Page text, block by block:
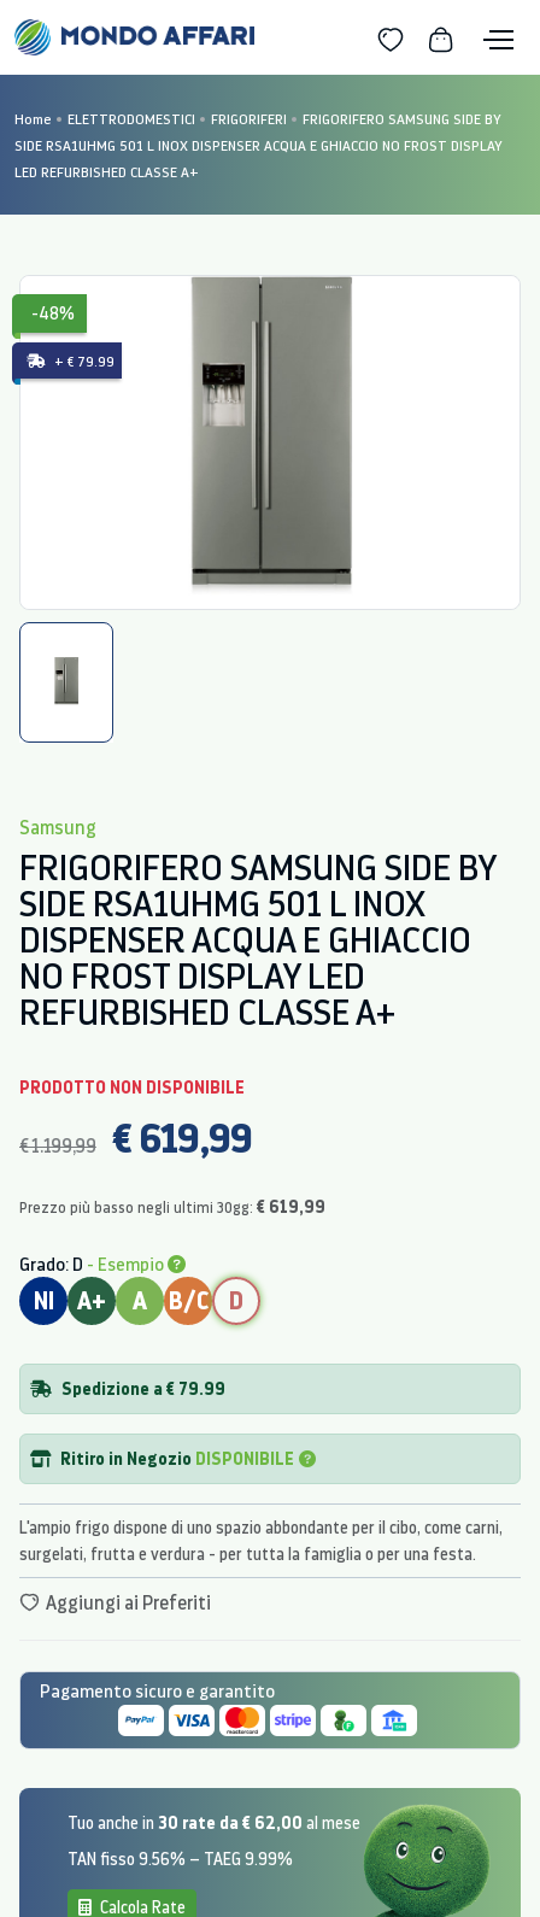
Home ELETTRODOMESTICI FRIGORIFERI
FRIGORIFERO SAMSUNG SIDE BY
SIDE RSA1UHMG 501 L INOX DISPENSER ACQUA E GHIACCIO NO FROST DISPLAY
LED REFURBISHED CLASSE A+
-48%
+ € 79.99
Samsung
FRIGORIFERO SAMSUNG SIDE BY
SIDE RSA1UHMG 501 L INOX
DISPENSER ACQUA E GHIACCIO
NO FROST DISPLAY LED
REFURBISHED CLASSE A+
PRODOTTO NON DISPONIBILE
€ 1.199,99 € 619,99
Prezzo più basso negli ultimi 30gg: € 619,99
Grado: D - Esempio
NI A+ A B/C D
Spedizione a € 79.99
Ritiro in Negozio DISPONIBILE
L'ampio frigo dispone di uno spazio abbondante per il cibo, come carni,
surgelati, frutta e verdura - per tutta la famiglia o per una festa.
Aggiungi ai Preferiti
Pagamento sicuro e garantito
Tuo anche in 30 rate da € 62,00 al mese
TAN fisso 9.56% – TAEG 9.99%
Calcola Rate